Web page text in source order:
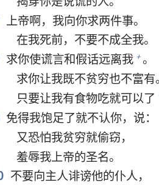
上帝啊，我向你求两件事。
在我死前，不要不成全我。
求你使谎言和假话远离我 + 。
求你让我既不贫穷也不富有。
只要让我有食物吃就可以了
免得我饱足了就不认你，说
又恐怕我贫穷就偷窃，
羞辱我上帝的圣名。
不要向主人诽谤他的仆人，